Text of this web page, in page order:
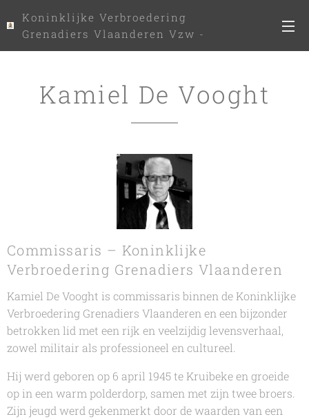
Koninklijke Verbroedering
Grenadiers Vlaanderen Vzw -
www.kvgv.be
Kamiel De Vooght
Commissaris – Koninklijke
Verbroedering Grenadiers Vlaanderen
Kamiel De Vooght is commissaris binnen de Koninklijke
Verbroedering Grenadiers Vlaanderen en een bijzonder
betrokken lid met een rijk en veelzijdig levensverhaal,
zowel militair als professioneel en cultureel.
Hij werd geboren op 6 april 1945 te Kruibeke en groeide
op in een warm polderdorp, samen met zijn twee broers.
Zijn jeugd werd gekenmerkt door de waarden van een